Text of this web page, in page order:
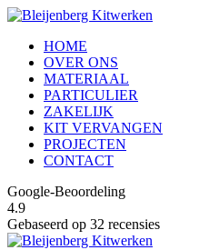
HOME
OVER ONS
MATERIAAL
PARTICULIER
ZAKELIJK
KIT VERVANGEN
PROJECTEN
CONTACT
Google-Beoordeling
4.9
Gebaseerd op 32 recensies